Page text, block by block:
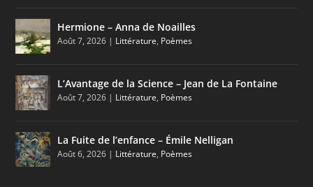
Hermione – Anna de Noailles
Août 7, 2026 | Littérature, Poèmes
L’Avantage de la Science – Jean de La Fontaine
Août 7, 2026 | Littérature, Poèmes
La Fuite de l’enfance – Émile Nelligan
Août 6, 2026 | Littérature, Poèmes